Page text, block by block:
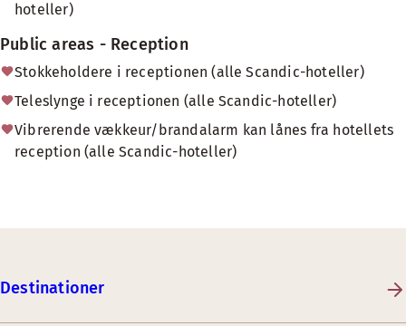
hoteller)
Public areas - Reception
Stokkeholdere i receptionen (alle Scandic-hoteller)
Teleslynge i receptionen (alle Scandic-hoteller)
Vibrerende vækkeur/brandalarm kan lånes fra hotellets
reception (alle Scandic-hoteller)
Destinationer